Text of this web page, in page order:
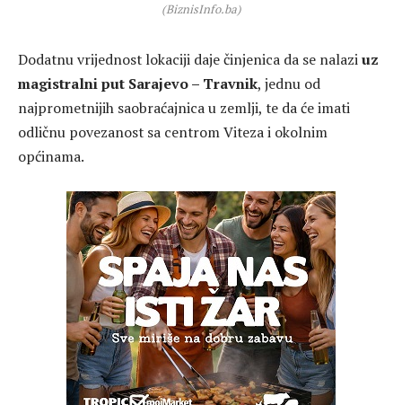
(BiznisInfo.ba)
Dodatnu vrijednost lokaciji daje činjenica da se nalaziuz
magistralni put Sarajevo – Travnik, jednu od
najprometnijih saobraćajnica u zemlji, te da će imati
odličnu povezanost sa centrom Viteza i okolnim
općinama.